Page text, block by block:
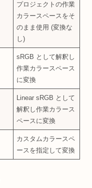
プロジェクトの作業
カラースペースをそ
のまま使用 (変換な
し)
sRGB として解釈し
作業カラースペース
に変換
Linear sRGB として
解釈し作業カラース
ペースに変換
カスタムカラースペ
ースを指定して変換